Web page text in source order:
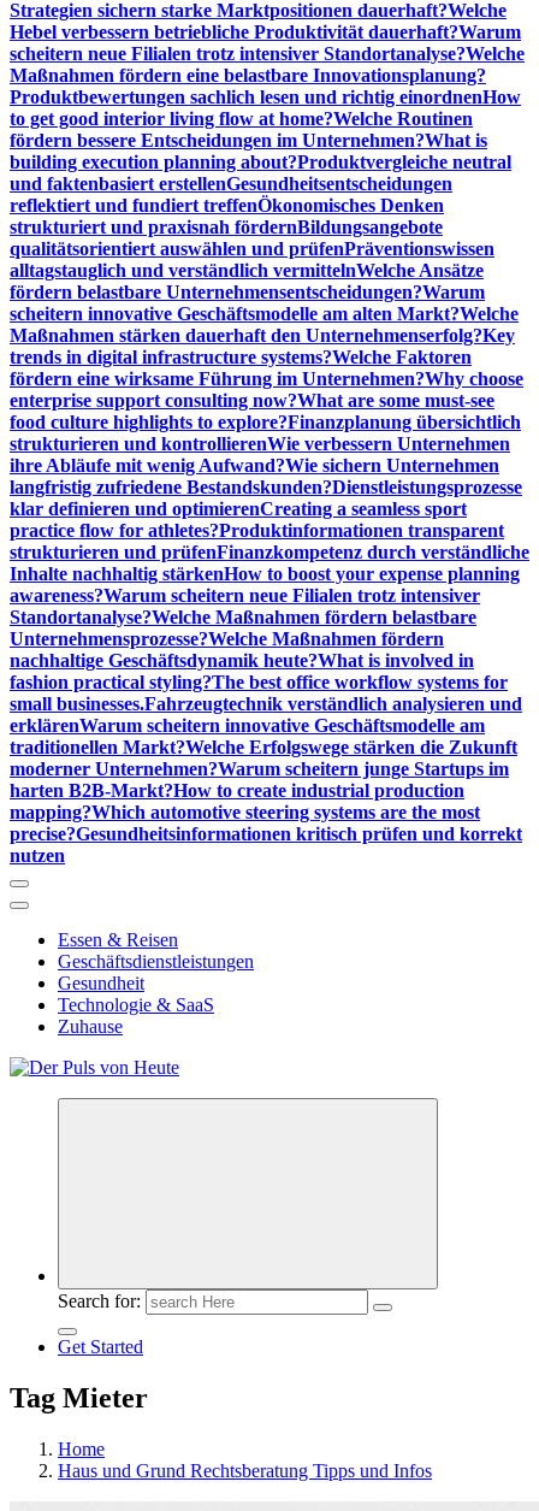
Strategien sichern starke Marktpositionen dauerhaft?Welche
Hebel verbessern betriebliche Produktivität dauerhaft?Warum
scheitern neue Filialen trotz intensiver Standortanalyse?Welche
Maßnahmen fördern eine belastbare Innovationsplanung?
Produktbewertungen sachlich lesen und richtig einordnenHow
to get good interior living flow at home?Welche Routinen
fördern bessere Entscheidungen im Unternehmen?What is
building execution planning about?Produktvergleiche neutral
und faktenbasiert erstellenGesundheitsentscheidungen
reflektiert und fundiert treffenÖkonomisches Denken
strukturiert und praxisnah fördernBildungsangebote
qualitätsorientiert auswählen und prüfenPräventionswissen
alltagstauglich und verständlich vermittelnWelche Ansätze
fördern belastbare Unternehmensentscheidungen?Warum
scheitern innovative Geschäftsmodelle am alten Markt?Welche
Maßnahmen stärken dauerhaft den Unternehmenserfolg?Key
trends in digital infrastructure systems?Welche Faktoren
fördern eine wirksame Führung im Unternehmen?Why choose
enterprise support consulting now?What are some must-see
food culture highlights to explore?Finanzplanung übersichtlich
strukturieren und kontrollierenWie verbessern Unternehmen
ihre Abläufe mit wenig Aufwand?Wie sichern Unternehmen
langfristig zufriedene Bestandskunden?Dienstleistungsprozesse
klar definieren und optimierenCreating a seamless sport
practice flow for athletes?Produktinformationen transparent
strukturieren und prüfenFinanzkompetenz durch verständliche
Inhalte nachhaltig stärkenHow to boost your expense planning
awareness?Warum scheitern neue Filialen trotz intensiver
Standortanalyse?Welche Maßnahmen fördern belastbare
Unternehmensprozesse?Welche Maßnahmen fördern
nachhaltige Geschäftsdynamik heute?What is involved in
fashion practical styling?The best office workflow systems for
small businesses.Fahrzeugtechnik verständlich analysieren und
erklärenWarum scheitern innovative Geschäftsmodelle am
traditionellen Markt?Welche Erfolgswege stärken die Zukunft
moderner Unternehmen?Warum scheitern junge Startups im
harten B2B-Markt?How to create industrial production
mapping?Which automotive steering systems are the most
precise?Gesundheitsinformationen kritisch prüfen und korrekt
nutzen
Essen & Reisen
Geschäftsdienstleistungen
Gesundheit
Technologie & SaaS
Zuhause
Meldungen die Resonanz finden
Search for:
Get Started
Tag Mieter
Home
Haus und Grund Rechtsberatung Tipps und Infos